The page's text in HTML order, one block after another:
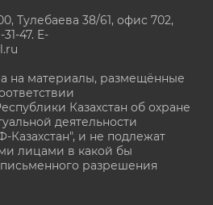
Тулебаева 38/61, офис 702,
47. E-
на материалы, размещённые
Казахстан об охране
деятельности
и не подлежат
лицами в какой бы
разрешения